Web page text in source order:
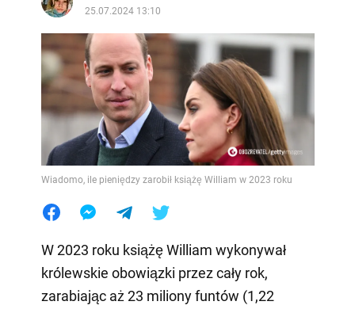
25.07.2024 13:10
Wiadomo, ile pieniędzy zarobił książę William w 2023 roku
W 2023 roku książę William wykonywał
królewskie obowiązki przez cały rok,
zarabiając aż 23 miliony funtów (1,22